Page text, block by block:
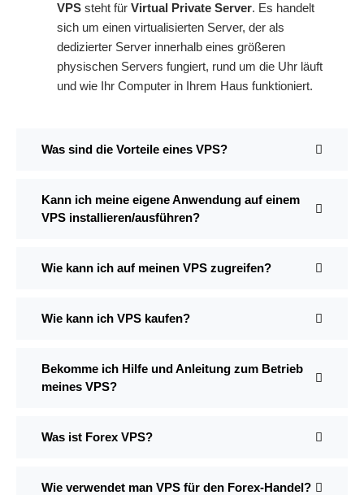
VPS steht für Virtual Private Server. Es handelt
sich um einen virtualisierten Server, der als
dedizierter Server innerhalb eines größeren
physischen Servers fungiert, rund um die Uhr läuft
und wie Ihr Computer in Ihrem Haus funktioniert.
Was sind die Vorteile eines VPS?
Kann ich meine eigene Anwendung auf einem
VPS installieren/ausführen?
Wie kann ich auf meinen VPS zugreifen?
Wie kann ich VPS kaufen?
Bekomme ich Hilfe und Anleitung zum Betrieb
meines VPS?
Was ist Forex VPS?
Wie verwendet man VPS für den Forex-Handel?